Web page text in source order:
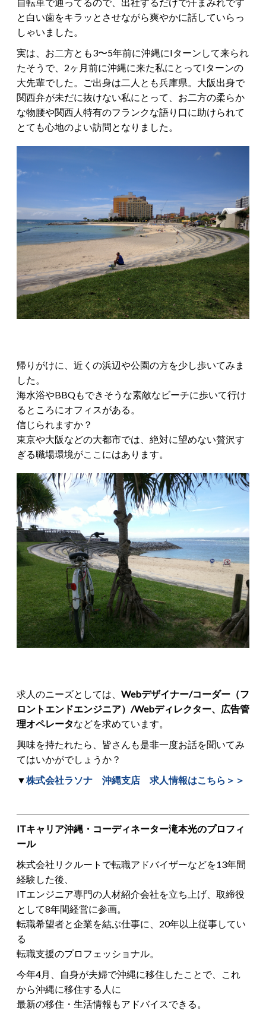
と白い歯をキラッとさせながら爽やかに話していらっ
しゃいました。
実は、お二方とも3〜5年前に沖縄にIターンして来られ
たそうで、2ヶ月前に沖縄に来た私にとってIターンの
大先輩でした。ご出身は二人とも兵庫県。大阪出身で
関西弁が未だに抜けない私にとって、お二方の柔らか
な物腰や関西人特有のフランクな語り口に助けられて
とても心地のよい訪問となりました。
帰りがけに、近くの浜辺や公園の方を少し歩いてみま
した。
海水浴やBBQもできそうな素敵なビーチに歩いて行け
るところにオフィスがある。
信じられますか？
東京や大阪などの大都市では、絶対に望めない贅沢す
ぎる職場環境がここにはあります。
求人のニーズとしては、 Webデザイナー/コーダー（フ
ロントエンドエンジニア）/Webディレクター、広告管
理オペレータなどを求めています。
興味を持たれたら、皆さんも是非一度お話を聞いてみ
てはいかがでしょうか？
▼株式会社ラソナ 沖縄支店 求人情報はこちら＞＞
ITキャリア沖縄・コーディネーター滝本光のプロフィ
ール
株式会社リクルートで転職アドバイザーなどを13年間
経験した後、
ITエンジニア専門の人材紹介会社を立ち上げ、取締役
として8年間経営に参画。
転職希望者と企業を結ぶ仕事に、20年以上従事してい
る
転職支援のプロフェッショナル。
今年4月、自身が夫婦で沖縄に移住したことで、これ
から沖縄に移住する人に
最新の移住・生活情報もアドバイスできる。